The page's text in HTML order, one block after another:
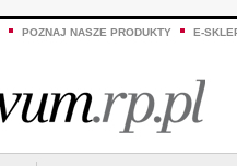
POZNAJ NASZE PRODUKTY E-